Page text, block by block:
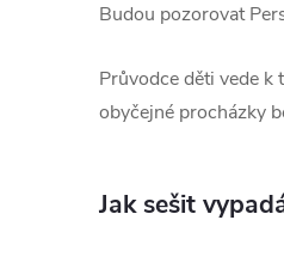
Budou pozorovat
Průvodce děti vede k
obyčejné procházky
Jak sešit